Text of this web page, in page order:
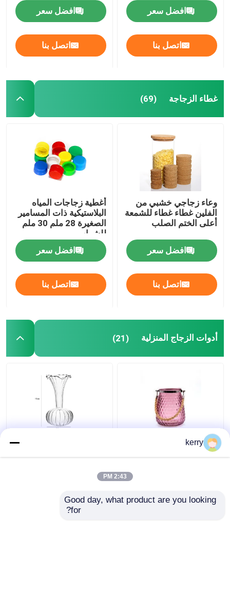
افضل سعر
اتصل بنا
افضل سعر
اتصل بنا
غطاء الزجاجة (69)
وعاء زجاجي خشبي من
الفلين غطاء غطاء للشمعة
أعلى الختم الصلب
افضل سعر
اتصل بنا
أغطية زجاجات المياه
البلاستيكية ذات المسامير
الصغيرة 28 ملم 30 ملم
للشراب
افضل سعر
اتصل بنا
أدوات الزجاج المنزلية (21)
10 بوصة أسطوانة
kerry
2:43 PM
Good day, what product are you looking
for?